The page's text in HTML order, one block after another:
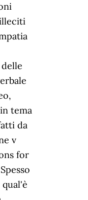
tema
da
v
for